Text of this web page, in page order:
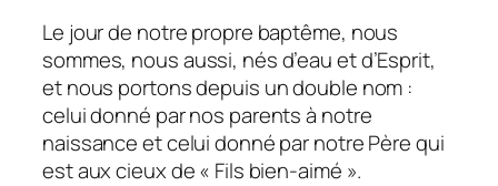
Le jour de notre propre baptême, nous
sommes, nous aussi, nés d’eau et d’Esprit,
et nous portons depuis un double nom :
celui donné par nos parents à notre
naissance et celui donné par notre Père qui
est aux cieux de « Fils bien-aimé ».